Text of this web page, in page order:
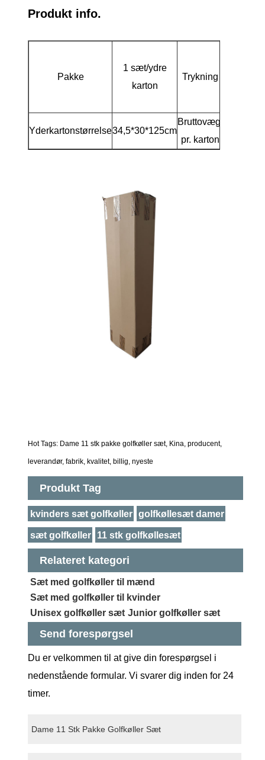
Produkt info.
Pakke
1 sæt/ydre
karton
Trykning
Yderkartonstørrelse34,5*30*125cm
Bruttovægt
pr. karton
Hot Tags: Dame 11 stk pakke golfkøller sæt, Kina, producent,
leverandør, fabrik, kvalitet, billig, nyeste
Produkt Tag
kvinders sæt golfkøller golfkøllesæt damer
sæt golfkøller 11 stk golfkøllesæt
Relateret kategori
Sæt med golfkøller til mænd
Sæt med golfkøller til kvinder
Unisex golfkøller sæt Junior golfkøller sæt
Send forespørgsel
Du er velkommen til at give din forespørgsel i
nedenstående formular. Vi svarer dig inden for 24
timer.